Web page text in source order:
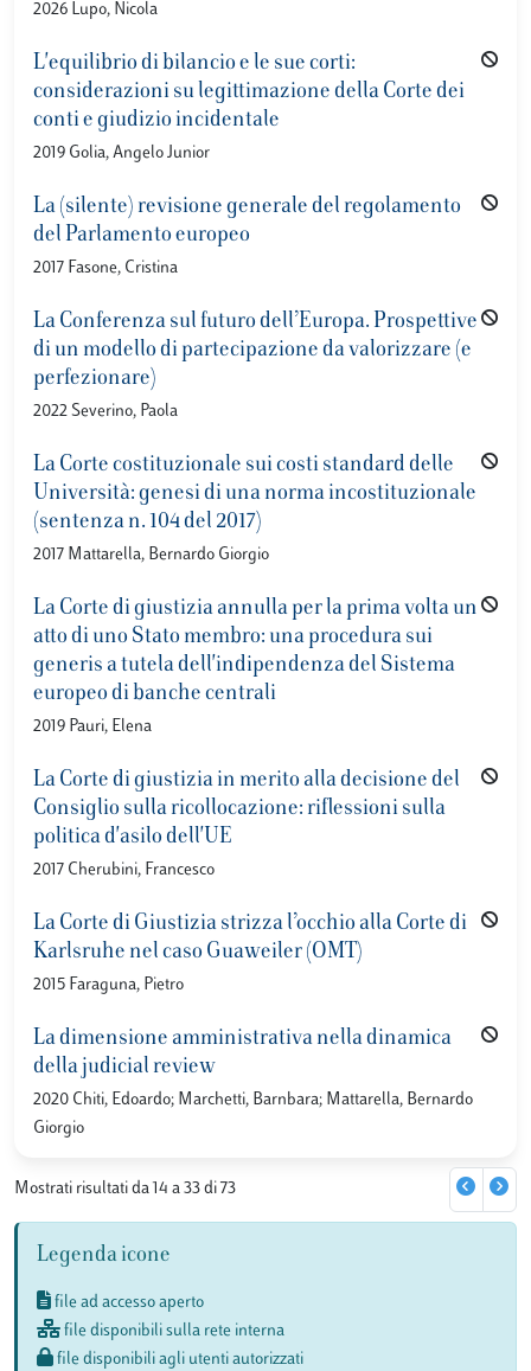
2026 Lupo, Nicola
L'equilibrio di bilancio e le sue corti:
considerazioni su legittimazione della Corte dei
conti e giudizio incidentale
2019 Golia, Angelo Junior
La (silente) revisione generale del regolamento
del Parlamento europeo
2017 Fasone, Cristina
La Conferenza sul futuro dell’Europa. Prospettive
di un modello di partecipazione da valorizzare (e
perfezionare)
2022 Severino, Paola
La Corte costituzionale sui costi standard delle
Università: genesi di una norma incostituzionale
(sentenza n. 104 del 2017)
2017 Mattarella, Bernardo Giorgio
La Corte di giustizia annulla per la prima volta un
atto di uno Stato membro: una procedura sui
generis a tutela dell'indipendenza del Sistema
europeo di banche centrali
2019 Pauri, Elena
La Corte di giustizia in merito alla decisione del
Consiglio sulla ricollocazione: riflessioni sulla
politica d'asilo dell'UE
2017 Cherubini, Francesco
La Corte di Giustizia strizza l’occhio alla Corte di
Karlsruhe nel caso Guaweiler (OMT)
2015 Faraguna, Pietro
La dimensione amministrativa nella dinamica
della judicial review
2020 Chiti, Edoardo; Marchetti, Barnbara; Mattarella, Bernardo
Giorgio
Mostrati risultati da 14 a 33 di 73
Legenda icone
file ad accesso aperto
file disponibili sulla rete interna
file disponibili agli utenti autorizzati